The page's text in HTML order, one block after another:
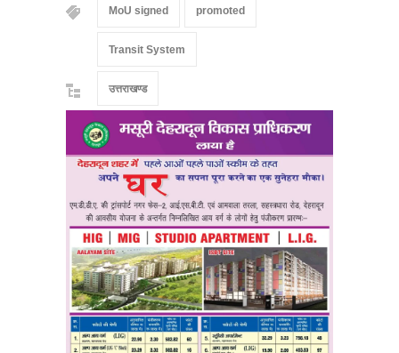
MoU signed promoted
Transit System
उत्तराखण्ड